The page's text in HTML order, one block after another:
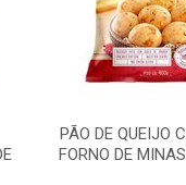
PÃO DE QUEIJO
FORNO DE